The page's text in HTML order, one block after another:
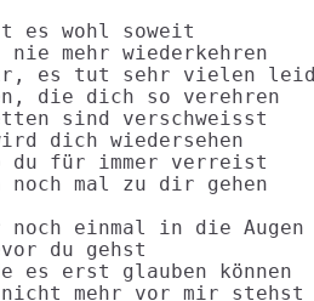
es wohl soweit
mehr wiederkehren
es tut sehr vielen leid
die dich so verehren
sind verschweisst
dich wiedersehen
du für immer verreist
noch mal zu dir gehen
noch einmal in die Augen
du gehst
es erst glauben können
nicht mehr vor mir stehst